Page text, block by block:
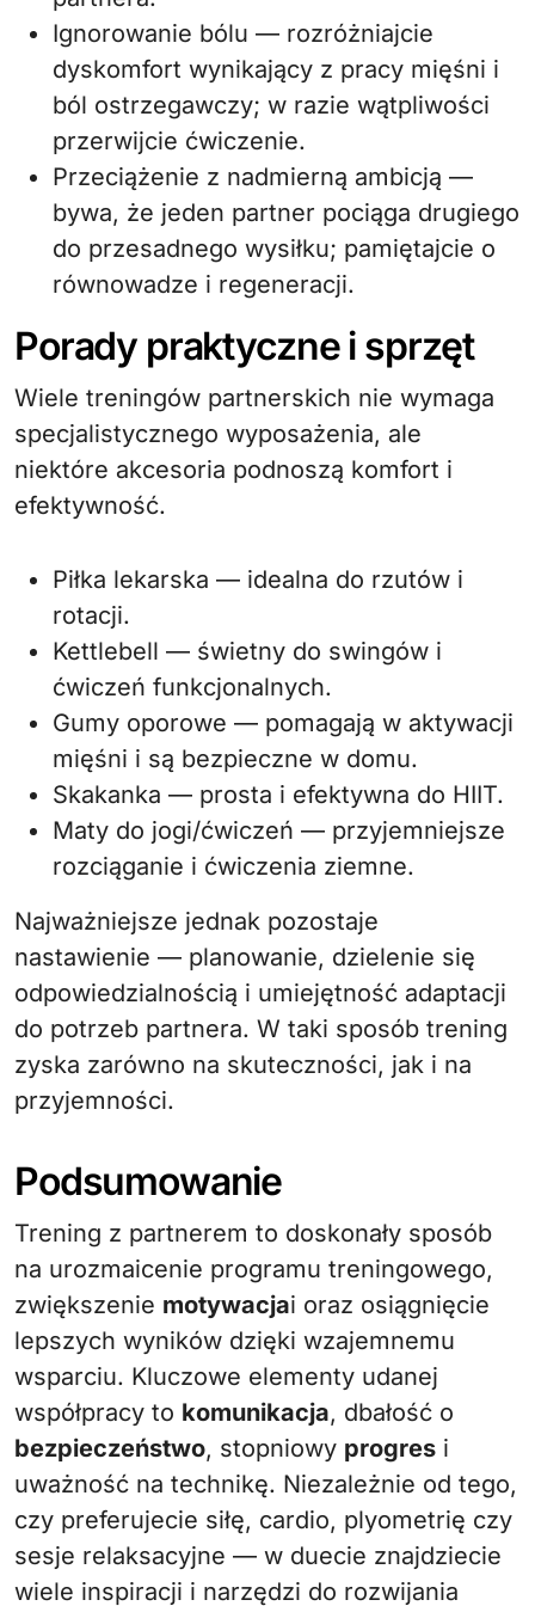
Ignorowanie bólu — rozróżniajcie
dyskomfort wynikający z pracy mięśni i
ból ostrzegawczy; w razie wątpliwości
przerwijcie ćwiczenie.
Przeciążenie z nadmierną ambicją —
bywa, że jeden partner pociąga drugiego
do przesadnego wysiłku; pamiętajcie o
równowadze i regeneracji.
Porady praktyczne i sprzęt
Wiele treningów partnerskich nie wymaga
specjalistycznego wyposażenia, ale
niektóre akcesoria podnoszą komfort i
efektywność.
Piłka lekarska — idealna do rzutów i
rotacji.
Kettlebell — świetny do swingów i
ćwiczeń funkcjonalnych.
Gumy oporowe — pomagają w aktywacji
mięśni i są bezpieczne w domu.
Skakanka — prosta i efektywna do HIIT.
Maty do jogi/ćwiczeń — przyjemniejsze
rozciąganie i ćwiczenia ziemne.
Najważniejsze jednak pozostaje
nastawienie — planowanie, dzielenie się
odpowiedzialnością i umiejętność adaptacji
do potrzeb partnera. W taki sposób trening
zyska zarówno na skuteczności, jak i na
przyjemności.
Podsumowanie
Trening z partnerem to doskonały sposób
na urozmaicenie programu treningowego,
zwiększenie motywacjai oraz osiągnięcie
lepszych wyników dzięki wzajemnemu
wsparciu. Kluczowe elementy udanej
współpracy to komunikacja, dbałość o
bezpieczeństwo, stopniowy progres i
uważność na technikę. Niezależnie od tego,
czy preferujecie siłę, cardio, plyometrię czy
sesje relaksacyjne — w duecie znajdziecie
wiele inspiracji i narzędzi do rozwijania